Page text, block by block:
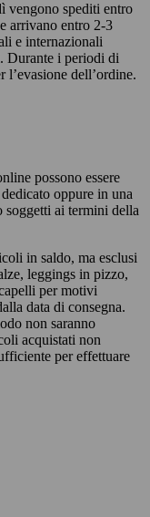
vengono spediti entro
arrivano entro 2-3
e internazionali
Durante i periodi di
dell’ordine.
possono essere
oppure in una
ai termini della
in saldo, ma esclusi
leggings in pizzo,
per motivi
data di consegna.
non saranno
acquistati non
per effettuare